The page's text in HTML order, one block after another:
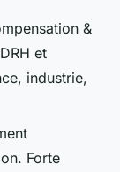
&
et
industrie,
Forte